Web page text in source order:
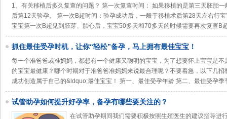
1、有关移植后多久复查的问题？ 第一次复查时间： 如果移植的是第三天胚胎
后第12天验孕。 第一次B超时间：验孕成功后，一般于移植术后第28天左右行
宝宝第一次B超见到胚芽、胎心后，宝宝50多天和70多天的时候需要再次复查B
抓住最佳受孕时机，让你“轻松”备孕，马上拥有最佳宝宝！
每一个准爸爸或准妈妈，都想有一个健康又聪明的宝宝，为了想要怀上宝宝是
的宝宝最健康？哪个时期对于准爸爸准妈妈来说最合理呢？不要着急，以下几
成功创造属于自己的&ldquo;最佳宝宝！ 第一、最佳受孕年龄 第二、最佳受孕季
试管助孕如何提升好孕率，备孕有哪些要关注的？
在试管助孕期间我们需要积极按照生殖医生的建议指导进